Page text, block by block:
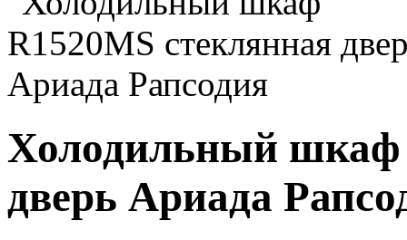
Холодильный шкаф
дверь Ариада